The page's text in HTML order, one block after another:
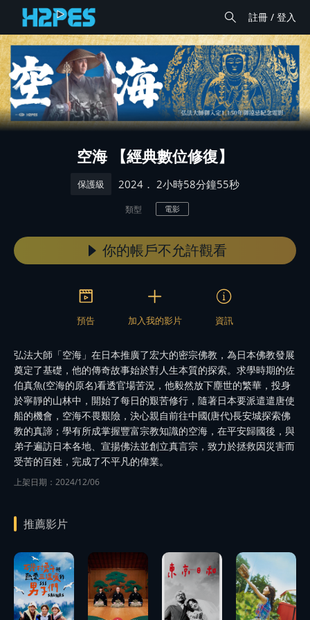
註冊 / 登入
空海 【經典數位修復】
保護級 2024 ． 2小時58分鐘55秒
類型 電影
你的帳戶不允許觀看
預告 加入我的影片 資訊
弘法大師「空海」在日本推廣了宏大的密宗佛教，為日本佛教發展
奠定了基礎，他的傳奇故事始於對人生本質的探索。求學時期的佐
伯真魚(空海的原名)看透官場苦況，他毅然放下塵世的繁華，投身
於寧靜的山林中，開始了每日的艱苦修行，隨著日本要派遣遣唐使
船的機會，空海不畏艱險，決心親自前往中國(唐代)長安城探索佛
教的真諦；學有所成掌握豐富宗教知識的空海，在平安歸國後，與
弟子遍訪日本各地、宣揚佛法並創立真言宗，致力於拯救因災害而
受苦的百姓，完成了不平凡的偉業。
上架日期：2024/12/06
推薦影片
播
放
預告
放